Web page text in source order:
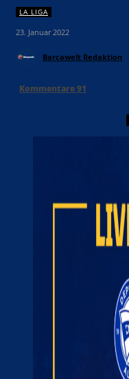
LA LIGA
23. Januar 2022
Barçawelt Redaktion
Kommentare91